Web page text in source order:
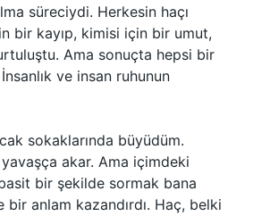
süreciydi. Herkesin haçı
bir kayıp, kimisi için bir umut,
Ama sonuçta hepsi bir
ve insan ruhunun
sokaklarında büyüdüm.
akar. Ama içimdeki
bir şekilde sormak bana
bir anlam kazandırdı. Haç, belki